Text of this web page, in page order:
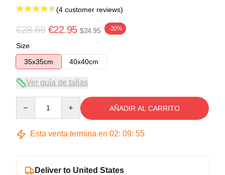
(4 customer reviews)
€28.69 €22.95 $24.95 -20%
Size
35x35cm
40x40cm
Ver guía de tallas
AÑADIR AL CARRITO
Esta venta termina en 02: 09: 54
Deliver to United States